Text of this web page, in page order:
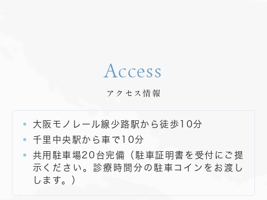
Access
アクセス情報
大阪モノレール線少路駅から徒歩10分
千里中央駅から車で10分
共用駐車場20台完備（駐車証明書を受付にご提
示ください。診療時間分の駐車コインをお渡し
します。）